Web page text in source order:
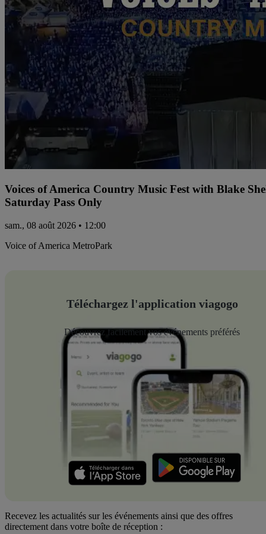
Voices of America Country Music Fest with Blake
Saturday Pass Only
sam., 08 août 2026 • 12:00
Voice of America MetroPark
Téléchargez l'application viagogo
Découvrez facilement vos événements préférés
Recevez les actualités sur les événements ainsi que des offres
directement dans votre boîte de réception :